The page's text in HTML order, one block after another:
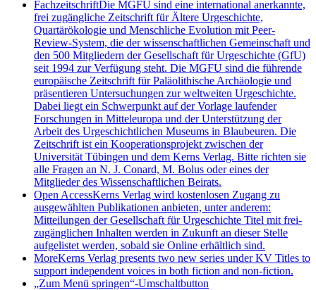
FachzeitschriftDie MGFU sind eine international anerkannte,
frei zugängliche Zeitschrift für Ältere Urgeschichte,
Quartärökologie und Menschliche Evolution mit Peer-
Review-System, die der wissenschaftlichen Gemeinschaft und
den 500 Mitgliedern der Gesellschaft für Urgeschichte (GfU)
seit 1994 zur Verfügung steht. Die MGFU sind die führende
europäische Zeitschrift für Paläolithische Archäologie und
präsentieren Untersuchungen zur weltweiten Urgeschichte.
Dabei liegt ein Schwerpunkt auf der Vorlage laufender
Forschungen in Mitteleuropa und der Unterstützung der
Arbeit des Urgeschichtlichen Museums in Blaubeuren. Die
Zeitschrift ist ein Kooperationsprojekt zwischen der
Universität Tübingen und dem Kerns Verlag. Bitte richten sie
alle Fragen an N. J. Conard, M. Bolus oder eines der
Mitglieder des Wissenschaftlichen Beirats.
Open AccessKerns Verlag wird kostenlosen Zugang zu
ausgewählten Publikationen anbieten, unter anderem:
Mitteilungen der Gesellschaft für Urgeschichte Titel mit frei-
zugänglichen Inhalten werden in Zukunft an dieser Stelle
aufgelistet werden, sobald sie Online erhältlich sind.
MoreKerns Verlag presents two new series under KV Titles to
support independent voices in both fiction and non-fiction.
„Zum Menü springen“-Umschaltbutton